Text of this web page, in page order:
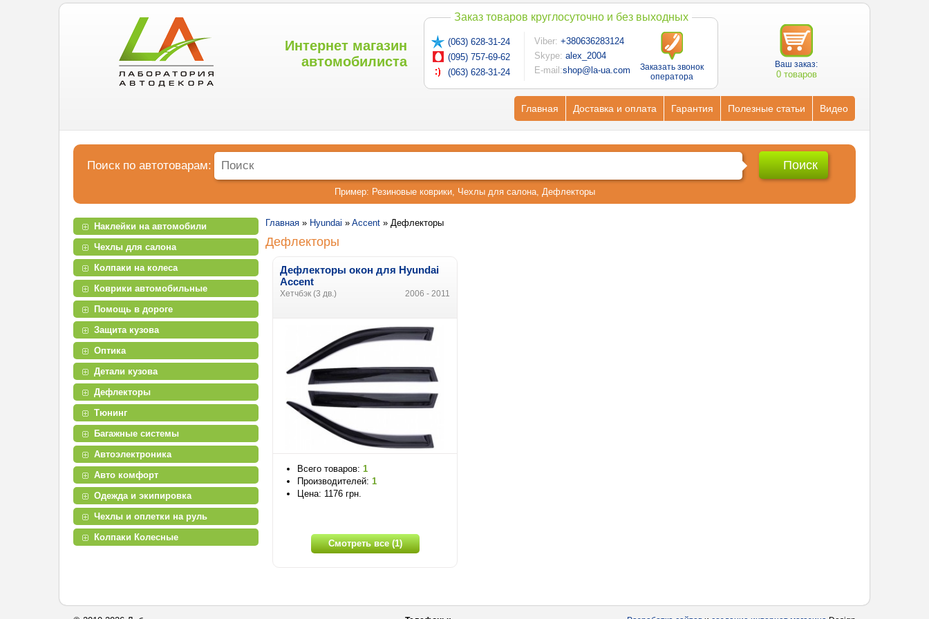
Интернет магазин
автомобилиста
Заказ товаров круглосуточно и без выходных
(063) 628-31-24
(095) 757-69-62
(063) 628-31-24
Viber: +380636283124
Skype: alex_2004
E-mail:shop@la-ua.com
Заказать звонок
оператора
Ваш заказ:
0 товаров
Главная Доставка и оплата Гарантия Полезные статьи Видео
Поиск по автотоварам:
Пример: Резиновые коврики, Чехлы для салона, Дефлекторы
Наклейки на автомобили
Чехлы для салона
Колпаки на колеса
Коврики автомобильные
Помощь в дороге
Защита кузова
Оптика
Детали кузова
Дефлекторы
Тюнинг
Багажные системы
Автоэлектроника
Авто комфорт
Одежда и экипировка
Чехлы и оплетки на руль
Колпаки Колесные
Главная » Hyundai » Accent » Дефлекторы
Дефлекторы
Дефлекторы окон для Hyundai
Accent
Хетчбэк (3 дв.) 2006 - 2011
Всего товаров: 1
Производителей: 1
Цена: 1176 грн.
Смотреть все (1)